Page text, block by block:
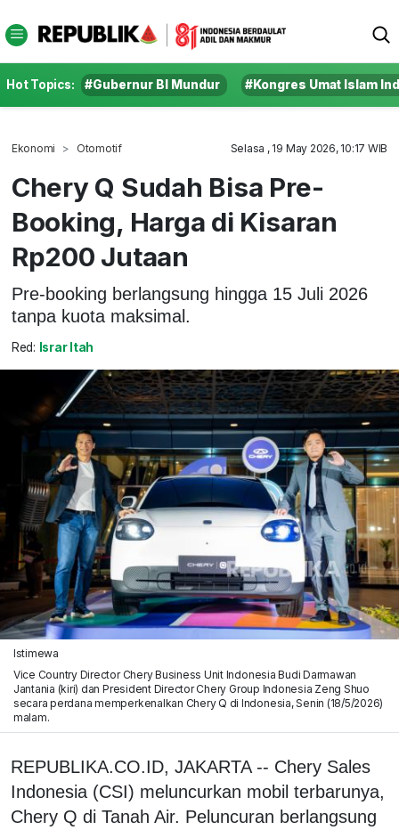
Hot Topics: #Gubernur BI Mundur #Kongres Umat Islam
Ekonomi Otomotif Selasa , 19 May 2026, 10:17 WIB
Chery Q Sudah Bisa Pre-
Booking, Harga di Kisaran
Rp200 Jutaan
Pre-booking berlangsung hingga 15 Juli 2026
tanpa kuota maksimal.
Red: Israr Itah
Istimewa
Vice Country Director Chery Business Unit Indonesia Budi Darmawan
Jantania (kiri) dan President Director Chery Group Indonesia Zeng Shuo
secara perdana memperkenalkan Chery Q di Indonesia, Senin (18/5/2026)
malam.
REPUBLIKA.CO.ID, JAKARTA -- Chery Sales
Indonesia (CSI) meluncurkan mobil terbarunya,
Chery Q di Tanah Air. Peluncuran berlangsung